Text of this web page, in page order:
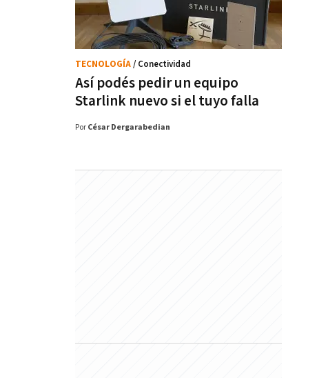
Así podés pedir un equipo
Starlink nuevo si el tuyo falla
TECNOLOGÍA/ Conectividad
Por César Dergarabedian